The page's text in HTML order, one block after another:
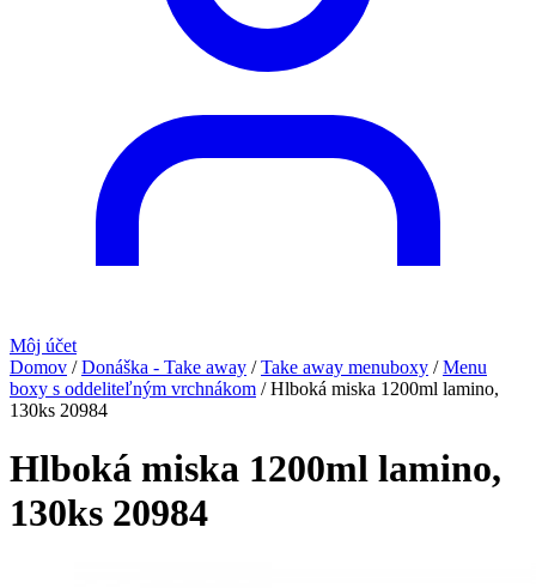
Môj účet
Domov /Donáška - Take away /Take away menuboxy /Menu
boxy s oddeliteľným vrchnákom /Hlboká miska 1200ml lamino,
130ks 20984
Hlboká miska 1200ml lamino,
130ks 20984